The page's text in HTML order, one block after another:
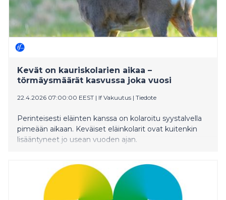
Kevät on kauriskolarien aikaa –
törmäysmäärät kasvussa joka vuosi
22.4.2026 07:00:00 EEST | If Vakuutus | Tiedote
Perinteisesti eläinten kanssa on kolaroitu syystalvella
pimeään aikaan. Keväiset eläinkolarit ovat kuitenkin
lisääntyneet jo usean vuoden ajan.